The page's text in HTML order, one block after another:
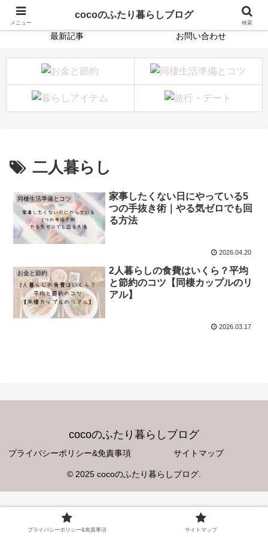
ホーム プロフィール
最新記事 お問い合わせ
二人暮らし
同棲生活準備とコツ
家事したくない日にやっている5
つの手抜き術｜やる気ゼロでも回
る方法
2026.04.20
お金と節約
2人暮らしの食費はいくら？平均
と節約のコツ【同棲カップルのリ
アル】
2026.03.17
cocoのふたり暮らしブログ
プライバシーポリシー&免責事項 サイトマップ
© 2025 cocoのふたり暮らしブログ.
メニュー
cocoのふたり暮らしブログ
検索
プライバシーポリシー&免責事項 サイトマップ